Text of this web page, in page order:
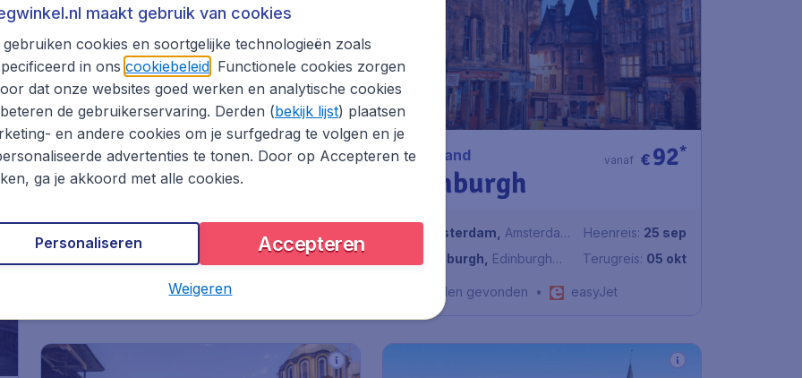
China
Shanghai
€528*
vanaf
Shanghai,
Terugreis: 13 dec
Schotland
Edinburgh
€92*
vanaf
Amsterdam
Amsterdam
Airport Schiphol
Edinburgh
Edinburgh
Heenreis: 25 sep
Terugreis: 05 okt
1u geleden gevonden • easyJet
maakt gebruik van cookies
gebruiken cookies en soortgelijke technologieën zoals
in ons cookiebeleid. Functionele cookies zorgen
dat onze websites goed werken en analytische cookies
de gebruikerservaring. Derden (bekijk lijst) plaatsen
en andere cookies om je surfgedrag te volgen en je
advertenties te tonen. Door op Accepteren te
ga je akkoord met alle cookies.
Accepteren
Personaliseren
Weigeren